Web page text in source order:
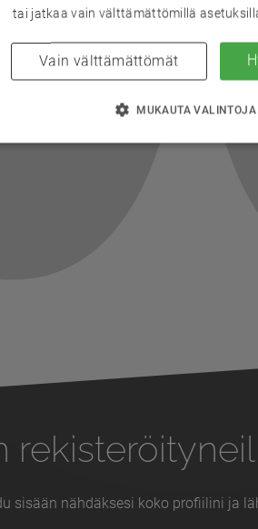
sisään nähdäksesi koko profiilini ja
tai jatkaa vain välttämättömillä
Vain välttämättömät
MUKAUTA VALINTOJA